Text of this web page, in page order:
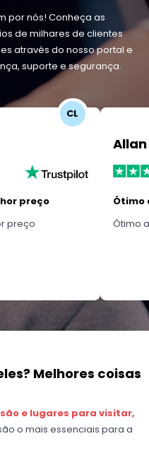
por nós! Conheça as
de milhares de clientes
através do nosso portal e
suporte e segurança.
CL
preço
preço
Allan
Ótimo
Ótimo
Melhores coisas
e lugares para visitar,
o mais essenciais para a